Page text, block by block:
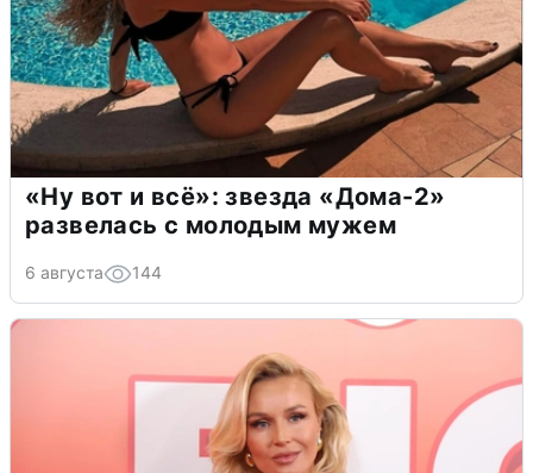
«Ну вот и всё»: звезда «Дома-2»
развелась с молодым мужем
6 августа 144